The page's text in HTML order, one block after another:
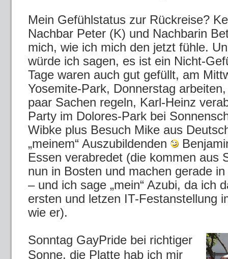
Mein Gefühlstatus zur Rückreise?
Nachbar Peter (K) und Nachbarin
mich, wie ich mich den jetzt fühle.
würde ich sagen, es ist ein Nicht-
Tage waren auch gut gefüllt, am
Yosemite-Park, Donnerstag
paar Sachen regeln, Karl-Heinz
Party im Dolores-Park bei
Wibke plus Besuch Mike aus
„meinem“ Auszubildenden
Essen verabredet (die kommen aus
nun in Bosten und machen gerade
– und ich sage „mein“ Azubi, da ich
ersten und letzen IT-Festanstellung
wie er).
Sonntag GayPride bei richtiger
Sonne, die Platte hab ich mir